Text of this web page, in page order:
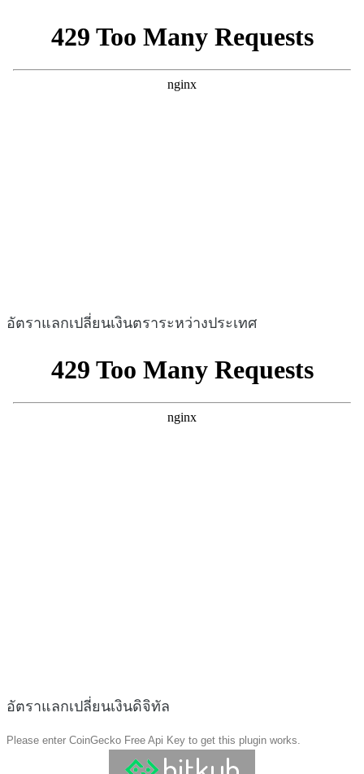
อัตราแลกเปลี่ยนเงินตราระหว่างประเทศ
อัตราแลกเปลี่ยนเงินดิจิทัล
Please enter CoinGecko Free Api Key to get this plugin works.